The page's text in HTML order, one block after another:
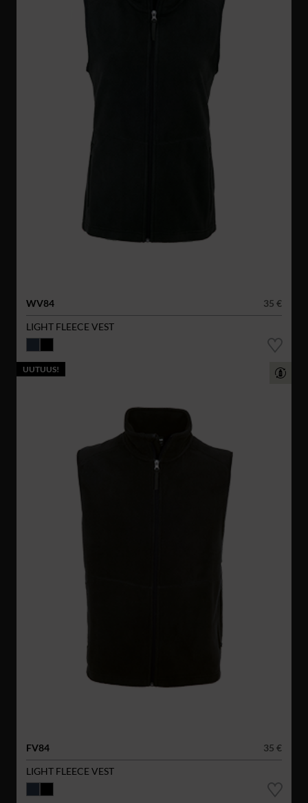
WV84
35 €
LIGHT FLEECE VEST
UUTUUS!
FV84
35 €
LIGHT FLEECE VEST